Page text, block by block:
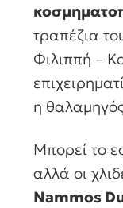
τραπέζια
Φιλιππή –
η
Μπορεί το
αλλά οι
Nammos